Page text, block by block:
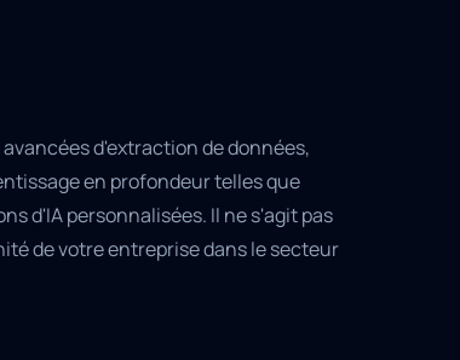
d'extraction de données,
en profondeur telles que
d'IA personnalisées. Il ne s'agit pas
de votre entreprise dans le secteur